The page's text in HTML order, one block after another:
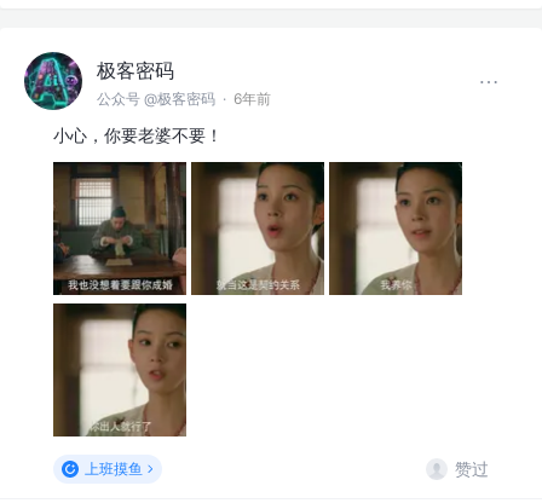
极客密码
公众号 @极客密码 · 6年前
小心，你要老婆不要！
上班摸鱼 赞过